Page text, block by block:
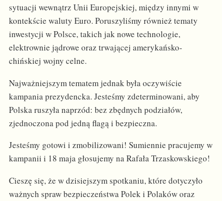
sytuacji wewnątrz Unii Europejskiej, między innymi w
kontekście waluty Euro. Poruszyliśmy również tematy
inwestycji w Polsce, takich jak nowe technologie,
elektrownie jądrowe oraz trwającej amerykańsko-
chińskiej wojny celne.
Najważniejszym tematem jednak była oczywiście
kampania prezydencka. Jesteśmy zdeterminowani, aby
Polska ruszyła naprzód: bez zbędnych podziałów,
zjednoczona pod jedną flagą i bezpieczna.
Jesteśmy gotowi i zmobilizowani! Sumiennie pracujemy w
kampanii i 18 maja głosujemy na Rafała Trzaskowskiego!
Cieszę się, że w dzisiejszym spotkaniu, które dotyczyło
ważnych spraw bezpieczeństwa Polek i Polaków oraz